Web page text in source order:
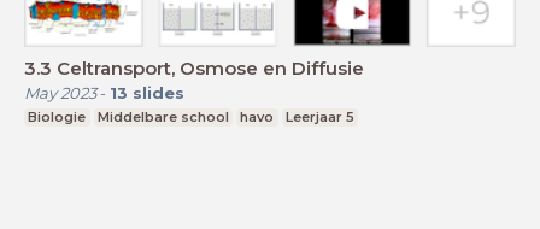
3.3 Celtransport, Osmose en Diffusie
May 2023- 13 slides
Biologie Middelbare school havo Leerjaar 5